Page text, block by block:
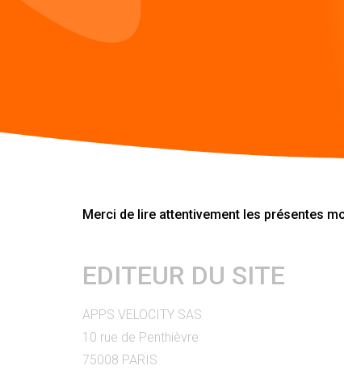
Merci de lire attentivement les présentes
EDITEUR DU SITE
APPS VELOCITY SAS
10 rue de Penthièvre
75008 PARIS